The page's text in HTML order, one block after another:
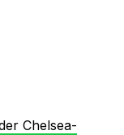
Chelsea-